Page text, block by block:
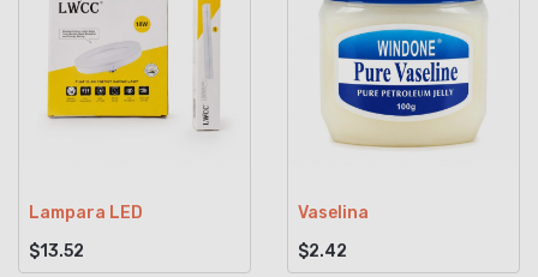
Lampara LED
$13.52
Vaselina
$2.42